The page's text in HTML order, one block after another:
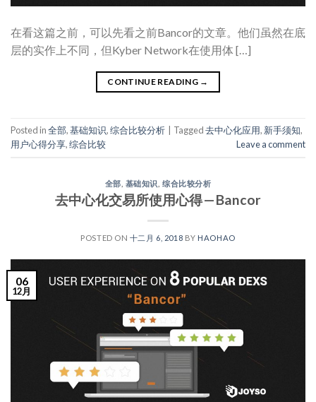
在看这篇之前，可以先看之前Bancor的文章。他们虽然在底
层的实作上不同，但Kyber Network在使用体 […]
CONTINUE READING →
Posted in全部,基础知识,综合比较分析 Tagged去中心化应用, 新手须知,
用户心得分享,综合比较 Leave a comment
全部 基础知识 ,综合比较分析
去中心化交易所使用心得 — Bancor
POSTED ON 十二月 6, 2018 BY HAOHAO
06
12月